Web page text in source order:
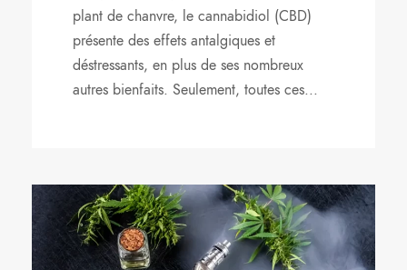
plant de chanvre, le cannabidiol (CBD)
présente des effets antalgiques et
déstressants, en plus de ses nombreux
autres bienfaits. Seulement, toutes ces...